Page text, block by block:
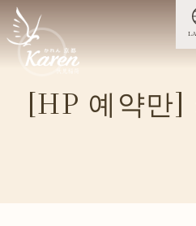
[HP 예약만]